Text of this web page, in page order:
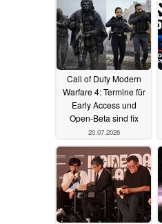
Call of Duty Modern
Warfare 4: Termine für
Early Access und
Open-Beta sind fix
20.07.2026